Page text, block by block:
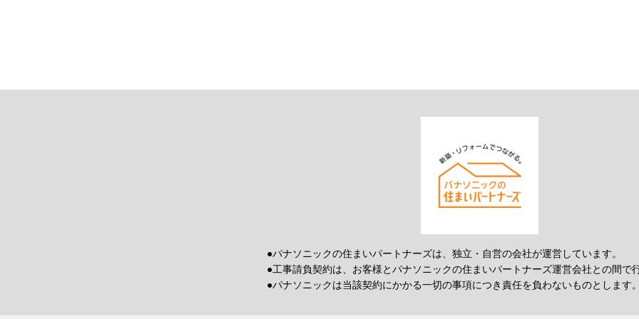
●パナソニックの住まいパートナーズは、独立・自営の会社が運営しています。
●工事請負契約は、お客様とパナソニックの住まいパートナーズ運営会社との間で
●パナソニックは当該契約にかかる一切の事項につき責任を負わないものとします。